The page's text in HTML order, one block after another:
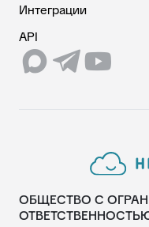
Интеграции
API
ОБЩЕСТВО С